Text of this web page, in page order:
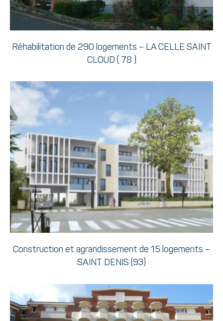
Réhabilitation de 290 logements – LA CELLE SAINT
CLOUD ( 78 )
Construction et agrandissement de 15 logements –
SAINT DENIS (93)